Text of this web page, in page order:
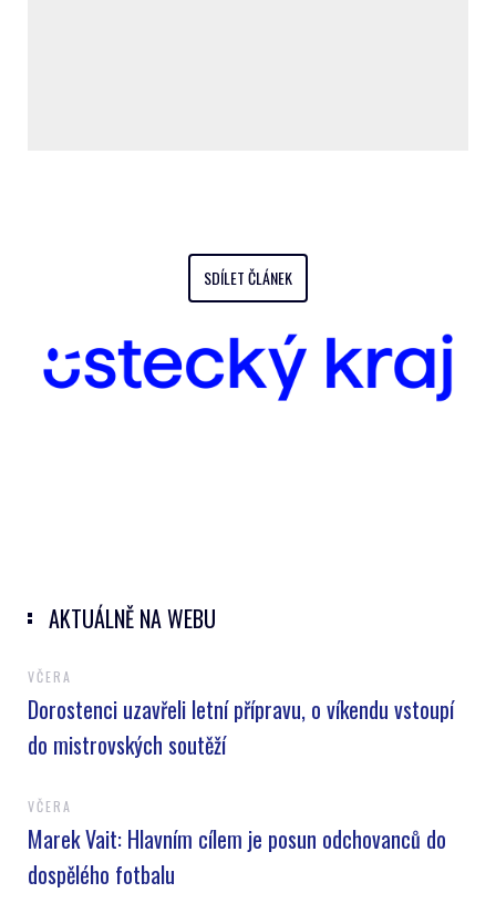
SDÍLET ČLÁNEK
AKTUÁLNĚ NA WEBU
VČERA
Dorostenci uzavřeli letní přípravu, o víkendu vstoupí
do mistrovských soutěží
VČERA
Marek Vait: Hlavním cílem je posun odchovanců do
dospělého fotbalu